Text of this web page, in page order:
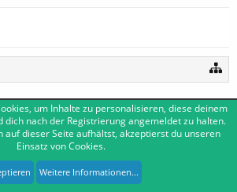
Kontakt
Nutzungsbedingungen
Datenschutzerklärung
|Media embeds by s9e
XenForo style by Pixel Exit
um Inhalte zu personalisieren, diese deinem
dich nach der Registrierung angemeldet zu halten.
auf dieser Seite aufhältst, akzeptierst du unseren
Einsatz von Cookies.
Weitere Informationen...